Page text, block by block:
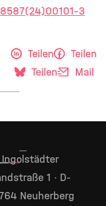
8587(24)00101-3
Teilen
Teilen
Teilen
Mail
Ingolstädter
1 · D-
Neuherberg